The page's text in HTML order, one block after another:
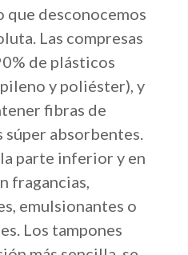
que desconocemos
Las compresas
de plásticos
y poliéster), y
fibras de
absorbentes.
parte inferior y en
fragancias,
emulsionantes o
Los tampones